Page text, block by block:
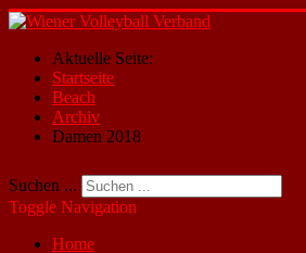
Aktuelle Seite:
Startseite
Beach
Archiv
Damen 2018
Suchen ...
Toggle Navigation
Home